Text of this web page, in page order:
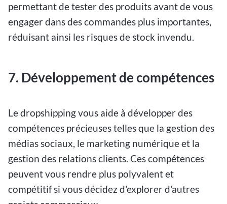
permettant de tester des produits avant de vous
engager dans des commandes plus importantes,
réduisant ainsi les risques de stock invendu.
7. Développement de compétences
Le dropshipping vous aide à développer des
compétences précieuses telles que la gestion des
médias sociaux, le marketing numérique et la
gestion des relations clients. Ces compétences
peuvent vous rendre plus polyvalent et
compétitif si vous décidez d'explorer d'autres